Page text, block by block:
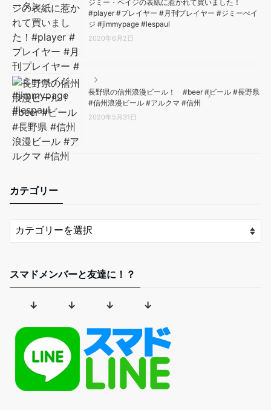
ジミー・ペイジの表紙に惹かれて買いました！
#player #プレイヤー #月刊プレイヤー #ジミーぺイ
ジ #jimmypage #lespaul
2020年6月2日
長野県の信州浪漫ビール！ #beer #ビール #長野県
#信州浪漫ビール #アルクマ #信州
2020年5月31日
カテゴリー
スマドメンバーと友達に！？
↓ ↓ ↓ ↓